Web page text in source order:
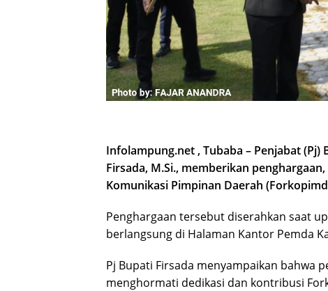
Infolampung.net , Tubaba – Penjabat
Firsada, M.Si., memberikan
Komunikasi Pimpinan Daerah
Penghargaan tersebut diserahkan saat
berlangsung di Halaman Kantor Pemda
Pj Bupati Firsada menyampaikan bahwa
menghormati dedikasi dan kontribusi